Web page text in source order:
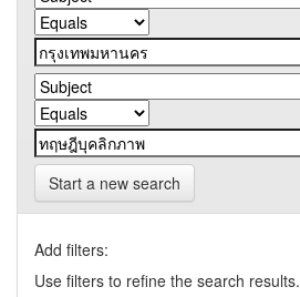
Start a new search
Add filters:
Use filters to refine the search results.